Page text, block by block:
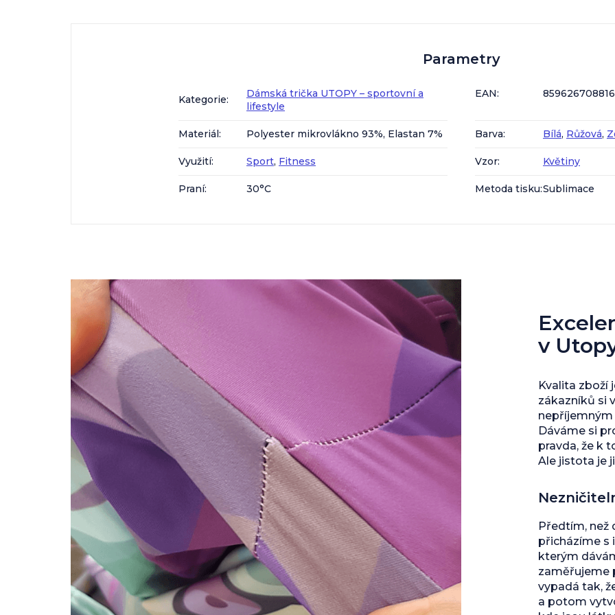
Parametry
Kategorie:
Dámská trička UTOPY – sportovní a
lifestyle
EAN:
Materiál: Polyester mikrovlákno 93%, Elastan 7% Barva: Bílá, Růžová,
Využití: Sport, Fitness Vzor: Květiny
Praní: 30°C Metoda tisku:Sublimace
v
Kvalita zboží
zákazníků si
Dáváme si
pravda, že k
Ale jistota je
Předtím, než
přicházíme s
kterým
zaměřujeme
vypadá tak,
a potom